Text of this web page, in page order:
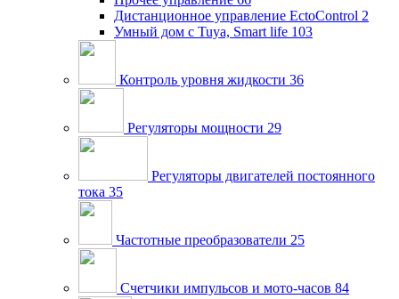
Дистанционное управление EctoControl 2
Умный дом с Tuya, Smart life 103
Контроль уровня жидкости 36
Регуляторы мощности 29
Регуляторы двигателей постоянного
тока 35
Частотные преобразователи 25
Счетчики импульсов и мото-часов 84